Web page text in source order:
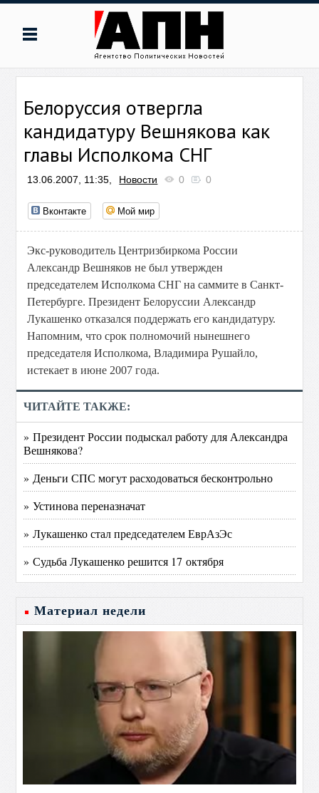
Белоруссия отвергла
кандидатуру Вешнякова как
главы Исполкома СНГ
13.06.2007, 11:35, Новости 0 0
Вконтакте Мой мир
Экс-руководитель Центризбиркома России
Александр Вешняков не был утвержден
председателем Исполкома СНГ на саммите в Санкт-
Петербурге. Президент Белоруссии Александр
Лукашенко отказался поддержать его кандидатуру.
Напомним, что срок полномочий нынешнего
председателя Исполкома, Владимира Рушайло,
истекает в июне 2007 года.
ЧИТАЙТЕ ТАКЖЕ:
» Президент России подыскал работу для Александра
Вешнякова?
» Деньги СПС могут расходоваться бесконтрольно
» Устинова переназначат
» Лукашенко стал председателем ЕврАзЭс
» Судьба Лукашенко решится 17 октября
Материал недели